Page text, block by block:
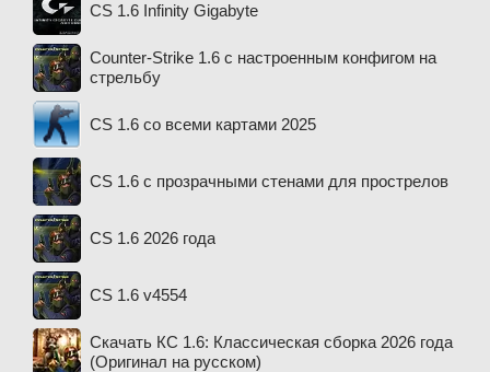
CS 1.6 Infinity Gigabyte
Counter-Strike 1.6 с настроенным конфигом на
стрельбу
CS 1.6 со всеми картами 2025
CS 1.6 с прозрачными стенами для прострелов
CS 1.6 2026 года
CS 1.6 v4554
Скачать КС 1.6: Классическая сборка 2026 года
(Оригинал на русском)